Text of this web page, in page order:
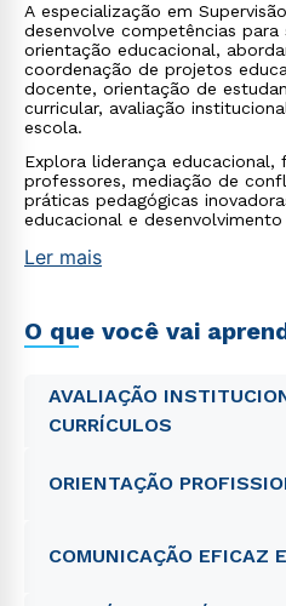
A especialização em
desenvolve competências para
orientação educacional,
coordenação de projetos
docente, orientação de
curricular, avaliação
escola.
Explora liderança
professores, mediação de
práticas pedagógicas
educacional e
Ler mais
O que você vai
AVALIAÇÃO
CURRÍCULOS
ORIENTAÇÃO
COMUNICAÇÃO EFICAZ